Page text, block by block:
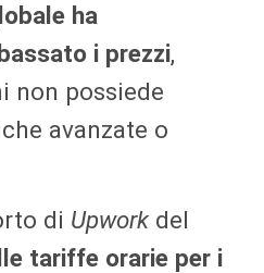
ha
i prezzi,
non possiede
avanzate o
di Upwork del
tariffe orarie per i